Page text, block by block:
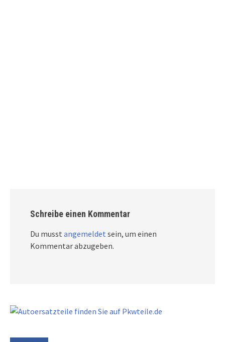
Schreibe einen Kommentar
Du musst angemeldet sein, um einen
Kommentar abzugeben.